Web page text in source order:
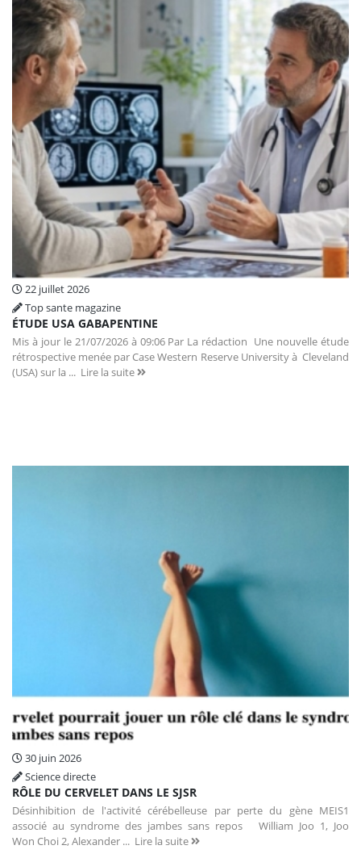
22 juillet 2026
Top sante magazine
ÉTUDE USA GABAPENTINE
Mis à jour le 21/07/2026 à 09:06 Par La rédaction Une nouvelle étude
rétrospective menée par Case Western Reserve University à Cleveland
(USA) sur la ... Lire la suite
30 juin 2026
Science directe
RÔLE DU CERVELET DANS LE SJSR
Désinhibition de l'activité cérébelleuse par perte du gène MEIS1
associé au syndrome des jambes sans repos William Joo 1, Joo
Won Choi 2, Alexander ... Lire la suite